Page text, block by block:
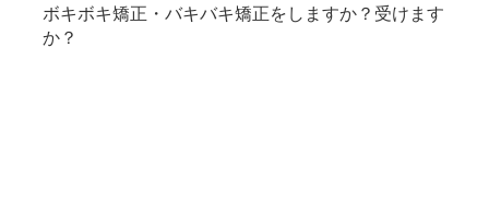
ボキボキ矯正・バキバキ矯正をしますか？受けます
か？